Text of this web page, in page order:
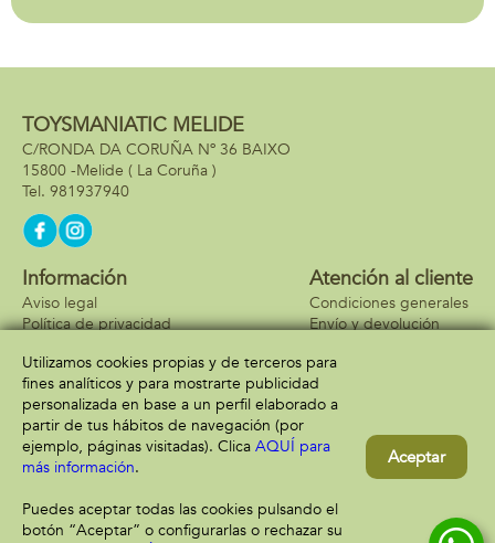
cm
cm.
TOYSMANIATIC MELIDE
C/RONDA DA CORUÑA Nº 36 BAIXO
15800 -Melide ( La Coruña )
981937940
Información
Aviso legal
Política de privacidad
Atención al cliente
Condiciones generales
Envío y devolución
Formas de pago
Utilizamos cookies propias y de terceros para
fines analíticos y para mostrarte publicidad
personalizada en base a un perfil elaborado a
partir de tus hábitos de navegación (por
ejemplo, páginas visitadas). Clica AQUÍ para
más información.
Puedes aceptar todas las cookies pulsando el
botón “Aceptar” o configurarlas o rechazar su
Aceptar